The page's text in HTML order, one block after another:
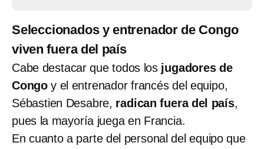
Seleccionados y entrenador de Congo
viven fuera del país
Cabe destacar que todos los jugadores de
Congo y el entrenador francés del equipo,
Sébastien Desabre, radican fuera del país,
pues la mayoría juega en Francia.
En cuanto a parte del personal del equipo que